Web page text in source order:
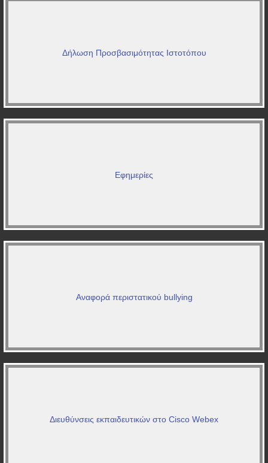
Δήλωση Προσβασιμότητας Ιστοτόπου
Εφημερίες
Αναφορά περιστατικού bullying
Διευθύνσεις εκπαιδευτικών στο Cisco Webex